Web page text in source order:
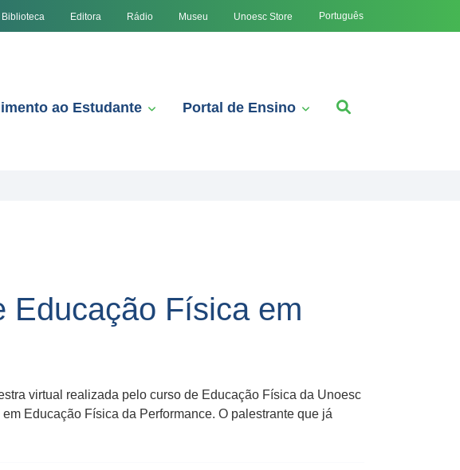
Biblioteca Editora Rádio Museu Unoesc Store Português
ao Estudante Portal de Ensino
Educação Física em
virtual realizada pelo curso de Educação Física da Unoesc
Educação Física da Performance. O palestrante que já